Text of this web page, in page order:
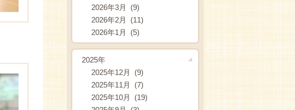
2026年3月 (9)
2026年2月 (11)
2026年1月 (5)
2025年
2025年12月 (9)
2025年11月 (7)
2025年10月 (19)